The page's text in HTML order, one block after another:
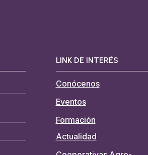
LINK DE INTERÉS
Conócenos
Eventos
Formación
Actualidad